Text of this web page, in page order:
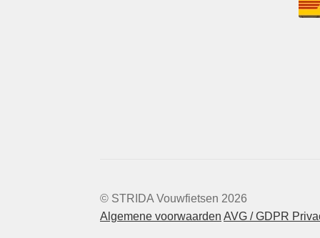
© STRIDA Vouwfietsen 2026
Algemene voorwaarden AVG / GDPR